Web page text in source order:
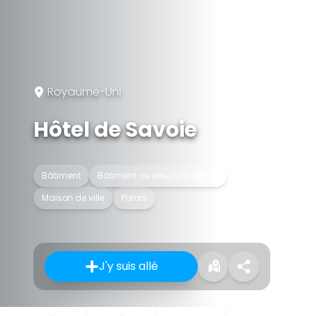
Royaume-Uni
Hôtel de Savoie
Bâtiment
Bâtiment ou structure détruit
Maison de ville
Palais
J'y suis allé